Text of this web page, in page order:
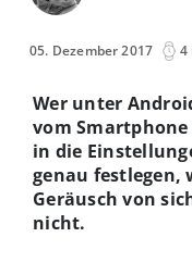
05. Dezember 2017 4
Wer unter
vom
in die
genau festlegen,
Geräusch von
nicht.